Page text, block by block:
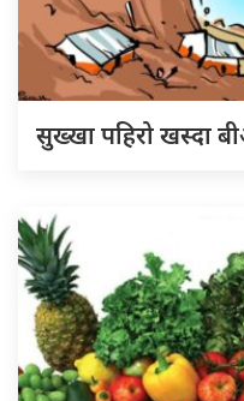
सुख्खा पहिरो खस्दा